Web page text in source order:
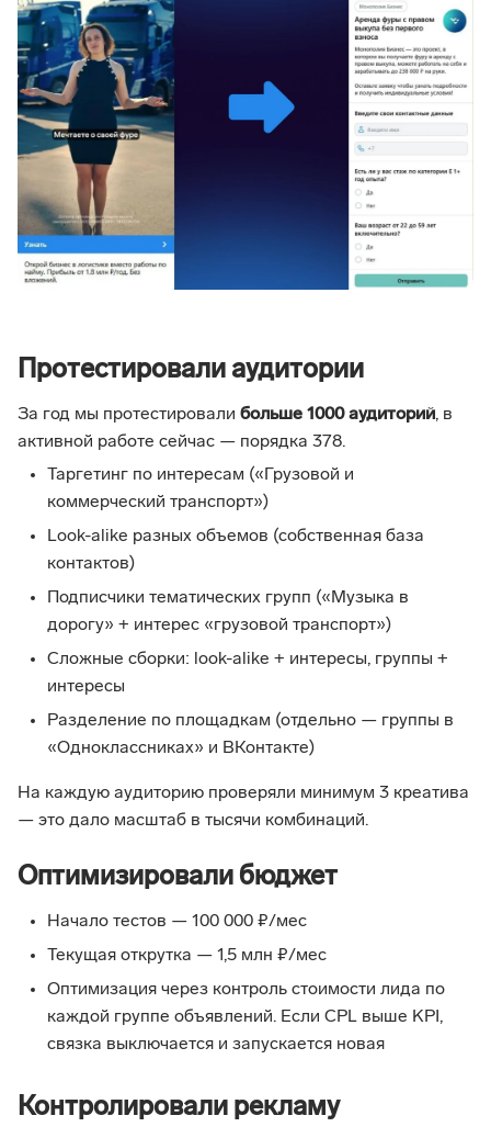
Протестировали аудитории
За год мы протестировали больше 1000 аудиторий, в
активной работе сейчас — порядка 378.
Таргетинг по интересам («Грузовой и
коммерческий транспорт»)
Look-alike разных объемов (собственная база
контактов)
Подписчики тематических групп («Музыка в
дорогу» + интерес «грузовой транспорт»)
Сложные сборки: look-alike + интересы, группы +
интересы
Разделение по площадкам (отдельно — группы в
«Одноклассниках» и ВКонтакте)
На каждую аудиторию проверяли минимум 3 креатива
— это дало масштаб в тысячи комбинаций.
Оптимизировали бюджет
Начало тестов — 100 000 ₽/мес
Текущая открутка — 1,5 млн ₽/мес
Оптимизация через контроль стоимости лида по
каждой группе объявлений. Если CPL выше KPI,
связка выключается и запускается новая
Контролировали рекламу